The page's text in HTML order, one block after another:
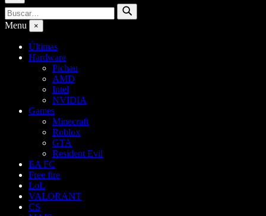
Buscar
por:
Buscar
Menu ×
Últimas
Hardware
Pichau
AMD
Intel
NVIDIA
Games
Minecraft
Roblox
GTA
Resident Evil
EA FC
Free fire
LoL
VALORANT
CS